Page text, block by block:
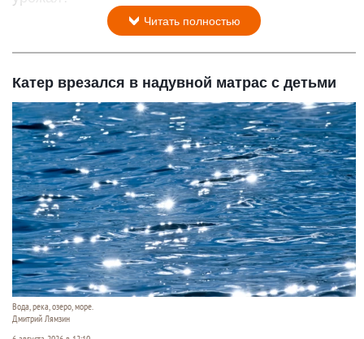
Читать полностью
Катер врезался в надувной матрас с детьми
Вода, река, озеро, море.
Дмитрий Лямзин